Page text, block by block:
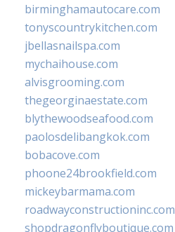
birminghamautocare.com
tonyscountrykitchen.com
jbellasnailspa.com
mychaihouse.com
alvisgrooming.com
thegeorginaestate.com
blythewoodseafood.com
paolosdelibangkok.com
bobacove.com
phoone24brookfield.com
mickeybarmama.com
roadwayconstructioninc.com
shopdragonflyboutique.com